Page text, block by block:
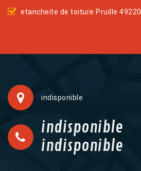
etancheite de toiture Pruille 49220
indisponible
indisponible
indisponible